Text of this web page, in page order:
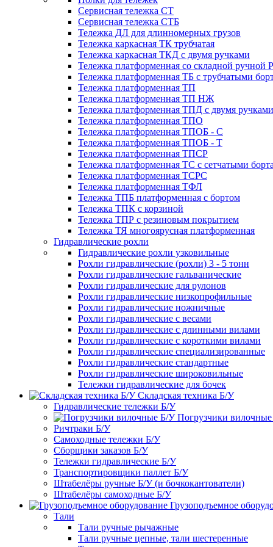
Сервисная тележка СТ
Сервисная тележка СТБ
Тележка ДЛ для длинномерных грузов
Тележка каркасная ТК трубчатая
Тележка каркасная ТКД с двумя ручками
Тележка платформенная со складной ручной
Тележка платформенная ТБ с трубчатыми
Тележка платформенная ТП
Тележка платформенная ТП НЖ
Тележка платформенная ТПД с двумя ручками
Тележка платформенная ТПО
Тележка платформенная ТПОБ - С
Тележка платформенная ТПОБ - Т
Тележка платформенная ТПСР
Тележка платформенная ТС с сетчатыми
Тележка платформенная ТСРС
Тележка платформенная ТФЛ
Тележка ТПБ платформенная с бортом
Тележка ТПК с корзиной
Тележка ТПР с резиновым покрытием
Тележка ТЯ многоярусная платформенная
Гидравлические рохли
Гидравлические рохли узковильные
Рохли гидравлические (рохли) 3 - 5 тонн
Рохли гидравлические гальванические
Рохли гидравлические для рулонов
Рохли гидравлические низкопрофильные
Рохли гидравлические ножничные
Рохли гидравлические с весами
Рохли гидравлические с длинными вилами
Рохли гидравлические с короткими вилами
Рохли гидравлические специализированные
Рохли гидравлические стандартные
Рохли гидравлические широковильные
Тележки гидравлические для бочек
Складская техника Б/У
Гидравлические тележки Б/У
Погрузчики
Ричтраки Б/У
Самоходные тележки Б/У
Сборщики заказов Б/У
Тележки гидравлические Б/У
Транспортировщики паллет Б/У
Штабелёры ручные Б/У (и бочкокантователи)
Штабелёры самоходные Б/У
Грузоподъемное
Тали
Тали ручные рычажные
Тали ручные цепные, тали шестеренные